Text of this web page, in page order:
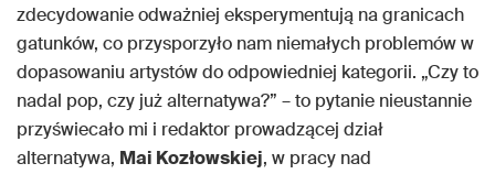
zdecydowanie odważniej eksperymentują na granicach
gatunków, co przysporzyło nam niemałych problemów w
dopasowaniu artystów do odpowiedniej kategorii. „Czy to
nadal pop, czy już alternatywa?” – to pytanie nieustannie
przyświecało mi i redaktor prowadzącej dział
alternatywa, Mai Kozłowskiej, w pracy nad